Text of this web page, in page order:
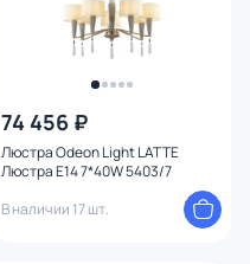
74 456 ₽
Люстра Odeon Light LATTE
Люстра E14 7*40W 5403/7
В наличии 17 шт.